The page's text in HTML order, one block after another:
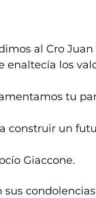
al Cro Juan
los
tu
construir un
Giaccone.